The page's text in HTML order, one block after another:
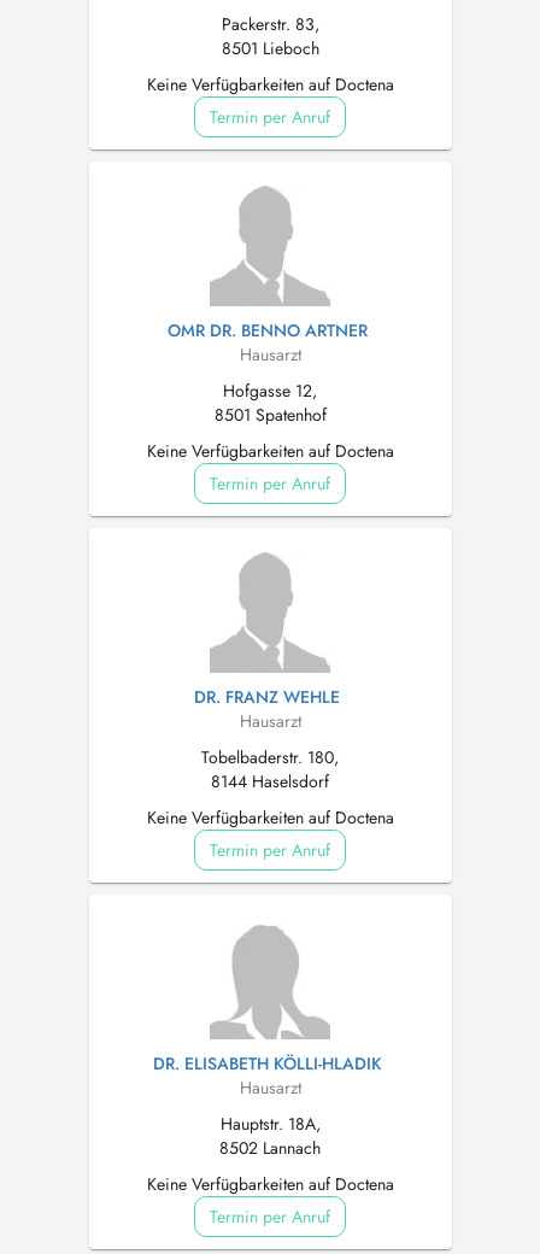
Packerstr. 83,
8501 Lieboch
Keine Verfügbarkeiten auf Doctena
Termin per Anruf
OMR DR. BENNO ARTNER
Hausarzt
Hofgasse 12,
8501 Spatenhof
Keine Verfügbarkeiten auf Doctena
Termin per Anruf
DR. FRANZ WEHLE
Hausarzt
Tobelbaderstr. 180,
8144 Haselsdorf
Keine Verfügbarkeiten auf Doctena
Termin per Anruf
DR. ELISABETH KÖLLI-HLADIK
Hausarzt
Hauptstr. 18A,
8502 Lannach
Keine Verfügbarkeiten auf Doctena
Termin per Anruf